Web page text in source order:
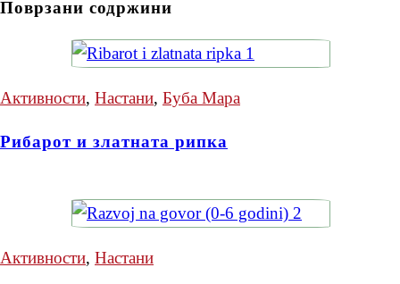
Поврзани содржини
Активности, Настани, Буба Мара
Рибарот и златната рипка
Активности, Настани